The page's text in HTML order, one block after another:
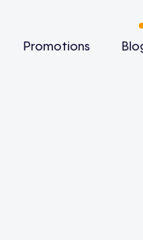
Promotions